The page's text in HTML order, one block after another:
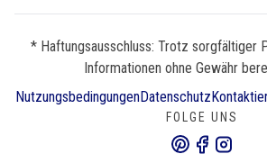
* Haftungsausschluss: Trotz sorgfältiger
Informationen ohne Gewähr
NutzungsbedingungenDatenschutz
FOLGE UNS